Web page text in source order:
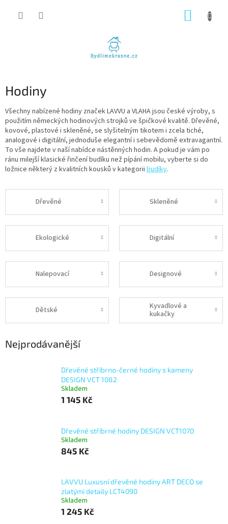
Hodiny
Všechny nabízené hodiny značek LAVVU a VLAHA jsou české výroby, s
použitím německých hodinových strojků ve špičkové kvalitě. Dřevěné,
kovové, plastové i skleněné, se slyšitelným tikotem i zcela tiché,
analogové i digitální, jednoduše elegantní i sebevědomě extravagantní.
To vše najdete v naší nabídce nástěnných hodin. A pokud je vám po
ránu milejší klasické řinčení budíku než pípání mobilu, vyberte si do
ložnice některý z kvalitních kousků v kategorii budíky.
Dřevěné Skleněné
Ekologické Digitální
Nalepovací Designové
Dětské
Kyvadlové a
kukačky
Nejprodávanější
Dřevěné stříbrno-černé hodiny s kameny
DESIGN VCT 1082
Skladem
1 145 Kč
Dřevěné stříbrné hodiny DESIGN VCT1070
Skladem
845 Kč
LAVVU Luxusní dřevěné hodiny ART DECO se
zlatými detaily LCT4090
Skladem
1 245 Kč